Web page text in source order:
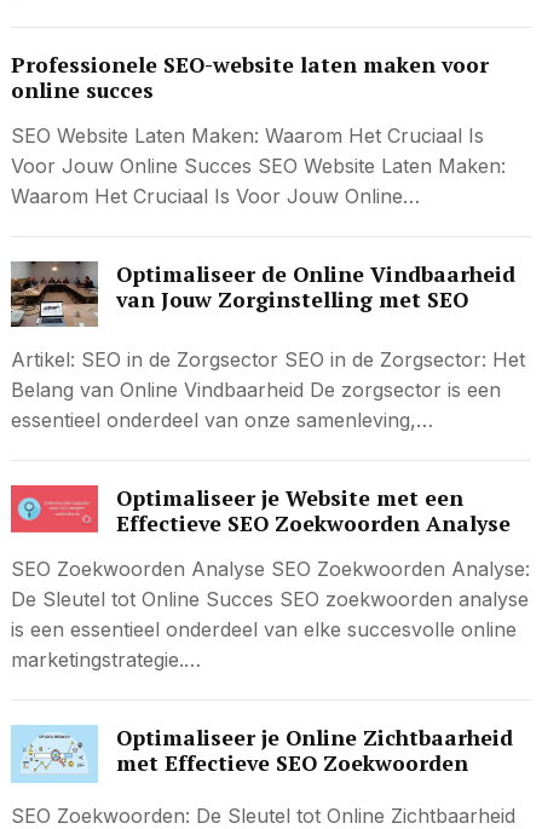
Professionele SEO-website laten maken voor
online succes
SEO Website Laten Maken: Waarom Het Cruciaal Is
Voor Jouw Online Succes SEO Website Laten Maken:
Waarom Het Cruciaal Is Voor Jouw Online…
Optimaliseer de Online Vindbaarheid
van Jouw Zorginstelling met SEO
Artikel: SEO in de Zorgsector SEO in de Zorgsector: Het
Belang van Online Vindbaarheid De zorgsector is een
essentieel onderdeel van onze samenleving,…
Optimaliseer je Website met een
Effectieve SEO Zoekwoorden Analyse
SEO Zoekwoorden Analyse SEO Zoekwoorden Analyse:
De Sleutel tot Online Succes SEO zoekwoorden analyse
is een essentieel onderdeel van elke succesvolle online
marketingstrategie.…
Optimaliseer je Online Zichtbaarheid
met Effectieve SEO Zoekwoorden
SEO Zoekwoorden: De Sleutel tot Online Zichtbaarheid